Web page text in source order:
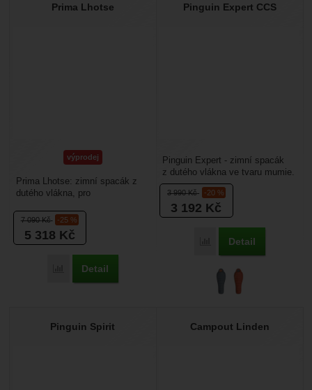
Prima Lhotse
výprodej
7 090Kč -25 %
5 318 Kč
Porovnat
Detail
Prima Lhotse: zimní spacák z
dutého vlákna, pro
chladných nocích. Je určen...
Pinguin Expert CCS
3 990Kč -20 %
3 192 Kč
Porovnat
Detail
Pinguin Expert - zimní spacák
z dutého vlákna ve tvaru mumie.
Protože nejdříve začnou ve
spacáku prochládat...
Pinguin Spirit Campout Linden